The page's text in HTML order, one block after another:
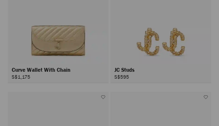
Curve Wallet With Chain
S$1,175
JC Studs
S$595